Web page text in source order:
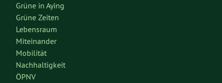
Grüne in Aying
Grüne Zeiten
Lebensraum
Miteinander
Mobilität
Nachhaltigkeit
ÖPNV